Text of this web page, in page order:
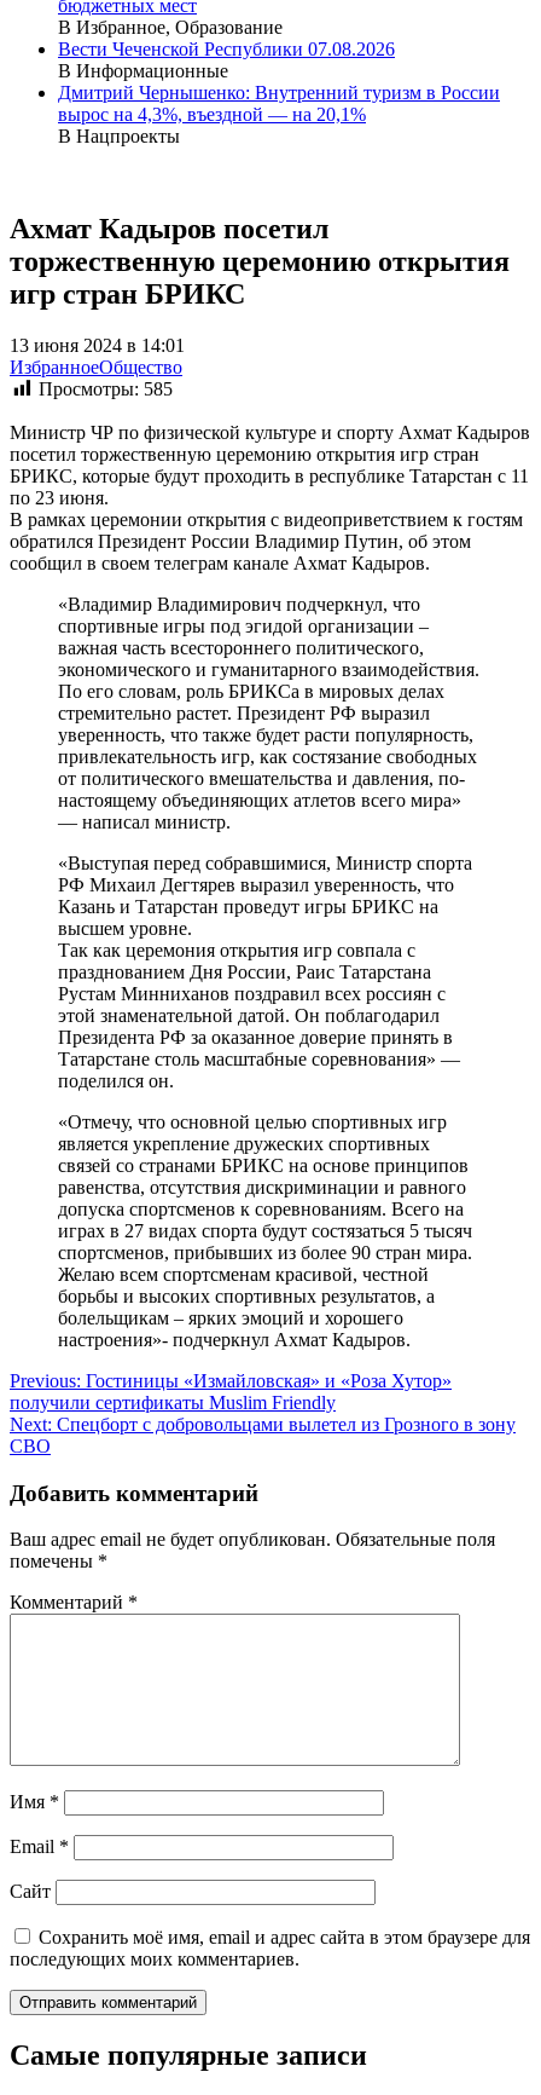
бюджетных мест
В Избранное, Образование
Вести Чеченской Республики 07.08.2026
В Информационные
Дмитрий Чернышенко: Внутренний туризм в России
вырос на 4,3%, въездной — на 20,1%
В Нацпроекты
Ахмат Кадыров посетил
торжественную церемонию открытия
игр стран БРИКС
13 июня 2024 в 14:01
ИзбранноеОбщество
Просмотры: 585
Министр ЧР по физической культуре и спорту Ахмат Кадыров
посетил торжественную церемонию открытия игр стран
БРИКС, которые будут проходить в республике Татарстан с 11
по 23 июня.
В рамках церемонии открытия с видеоприветствием к гостям
обратился Президент России Владимир Путин, об этом
сообщил в своем телеграм канале Ахмат Кадыров.
«Владимир Владимирович подчеркнул, что
спортивные игры под эгидой организации –
важная часть всестороннего политического,
экономического и гуманитарного взаимодействия.
По его словам, роль БРИКСа в мировых делах
стремительно растет. Президент РФ выразил
уверенность, что также будет расти популярность,
привлекательность игр, как состязание свободных
от политического вмешательства и давления, по-
настоящему объединяющих атлетов всего мира»
— написал министр.
«Выступая перед собравшимися, Министр спорта
РФ Михаил Дегтярев выразил уверенность, что
Казань и Татарстан проведут игры БРИКС на
высшем уровне.
Так как церемония открытия игр совпала с
празднованием Дня России, Раис Татарстана
Рустам Минниханов поздравил всех россиян с
этой знаменательной датой. Он поблагодарил
Президента РФ за оказанное доверие принять в
Татарстане столь масштабные соревнования» —
поделился он.
«Отмечу, что основной целью спортивных игр
является укрепление дружеских спортивных
связей со странами БРИКС на основе принципов
равенства, отсутствия дискриминации и равного
допуска спортсменов к соревнованиям. Всего на
играх в 27 видах спорта будут состязаться 5 тысяч
спортсменов, прибывших из более 90 стран мира.
Желаю всем спортсменам красивой, честной
борьбы и высоких спортивных результатов, а
болельщикам – ярких эмоций и хорошего
настроения»- подчеркнул Ахмат Кадыров.
Навигация
по
записям
Previous: Гостиницы «Измайловская» и «Роза Хутор»
получили сертификаты Muslim Friendly
Next: Спецборт с добровольцами вылетел из Грозного в зону
СВО
Добавить комментарий
Ваш адрес email не будет опубликован. Обязательные поля
помечены *
Комментарий *
Имя *
Email *
Сайт
Сохранить моё имя, email и адрес сайта в этом браузере для
последующих моих комментариев.
Самые популярные записи